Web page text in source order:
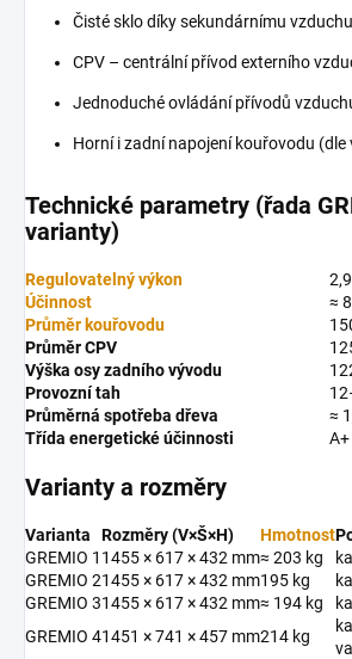
Čisté sklo díky sekundárnímu vzduchu
CPV – centrální přívod externího
Jednoduché ovládání přívodů
Horní i zadní napojení kouřovodu (dle
Technické parametry (řada
varianty)
Regulovatelný výkon
Účinnost
≈
Průměr kouřovodu
Průměr CPV
Výška osy zadního vývodu
Provozní tah
Průměrná spotřeba dřeva
≈
Třída energetické účinnosti
A+
Varianty a rozměry
Varianta Rozměry (V×Š×H) Hmotnost
GREMIO 1 1455 × 617 × 432 mm≈ 203 kg
GREMIO 21455 × 617 × 432 mm195 kg
GREMIO 31455 × 617 × 432 mm≈ 194 kg
GREMIO 41451 × 741 × 457 mm214 kg